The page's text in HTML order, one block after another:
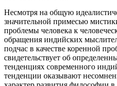
Несмотря на общую
значительной примесью
проблемы человека к
обращения индийских
подчас в качестве коренной
свидетельствует об
тенденциях современного
тенденции оказывают